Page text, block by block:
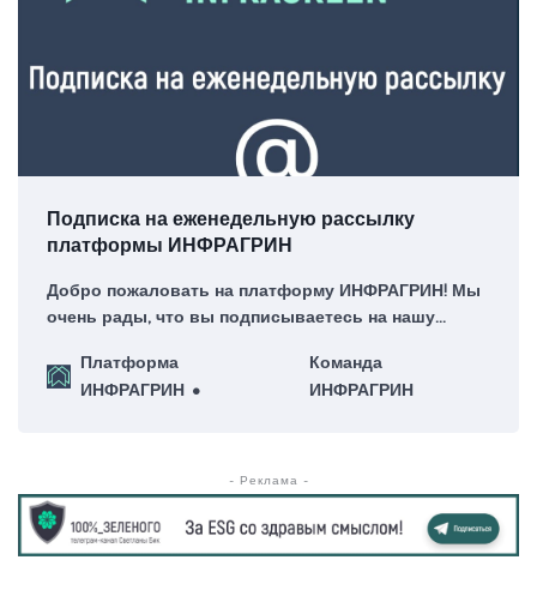
Подписка на еженедельную рассылку
платформы ИНФРАГРИН
Добро пожаловать на платформу ИНФРАГРИН! Мы
очень рады, что вы подписываетесь на нашу
честь!Платформа
ИНФРАГРИН
Команда
ИНФРАГРИН
- Реклама -